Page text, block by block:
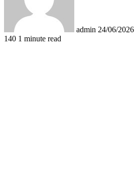
admin 24/06/2026
140 1 minute read